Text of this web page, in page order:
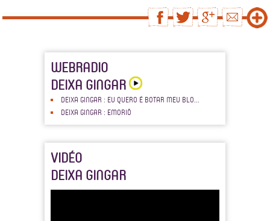
WEBRADIO
DEIXA GINGAR
DEIXA GINGAR : EU QUERO É BOTAR MEU BLO...
DEIXA GINGAR : EMORIÔ
VIDÉO
DEIXA GINGAR